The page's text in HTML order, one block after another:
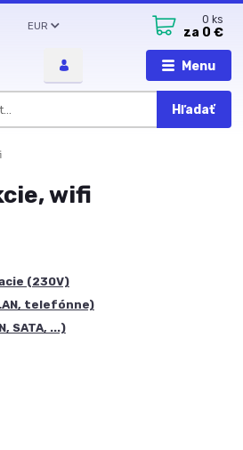
Menu
EUR
Hľadať
0 ks
za 0 €
wifi
(230V)
telefónne)
SATA, ...)